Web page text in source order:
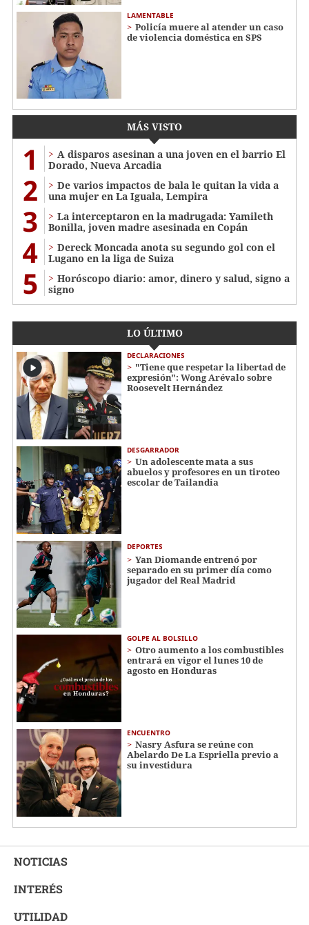
LAMENTABLE
Policía muere al atender un caso
de violencia doméstica en SPS
MÁS VISTO
1
A disparos asesinan a una joven en el barrio El
Dorado, Nueva Arcadia
2
De varios impactos de bala le quitan la vida a
una mujer en La Iguala, Lempira
3
La interceptaron en la madrugada: Yamileth
Bonilla, joven madre asesinada en Copán
4
Dereck Moncada anota su segundo gol con el
Lugano en la liga de Suiza
5
Horóscopo diario: amor, dinero y salud, signo a
signo
LO ÚLTIMO
DECLARACIONES
"Tiene que respetar la libertad de
expresión": Wong Arévalo sobre
Roosevelt Hernández
DESGARRADOR
Un adolescente mata a sus
abuelos y profesores en un tiroteo
escolar de Tailandia
DEPORTES
Yan Diomande entrenó por
separado en su primer día como
jugador del Real Madrid
GOLPE AL BOLSILLO
Otro aumento a los combustibles
entrará en vigor el lunes 10 de
agosto en Honduras
ENCUENTRO
Nasry Asfura se reúne con
Abelardo De La Espriella previo a
su investidura
NOTICIAS
INTERÉS
UTILIDAD